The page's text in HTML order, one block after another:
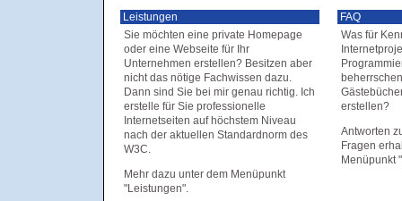
Leistungen
Sie möchten eine private Homepage
oder eine Webseite für Ihr
Unternehmen erstellen? Besitzen aber
nicht das nötige Fachwissen dazu.
Dann sind Sie bei mir genau richtig. Ich
erstelle für Sie professionelle
Internetseiten auf höchstem Niveau
nach der aktuellen Standardnorm des
W3C.
Mehr dazu unter dem Menüpunkt
"Leistungen".
FAQ
Was für
erstellen?
Antworten
Fragen
Menüpunkt